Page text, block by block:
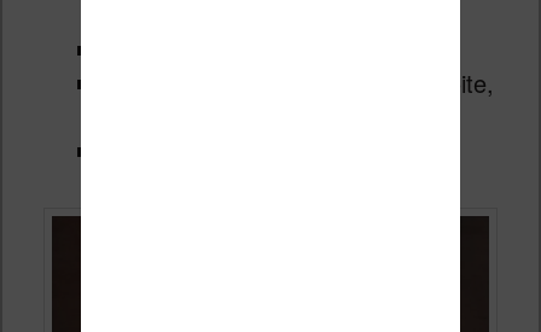
Alignement du texte (gauche, droite,